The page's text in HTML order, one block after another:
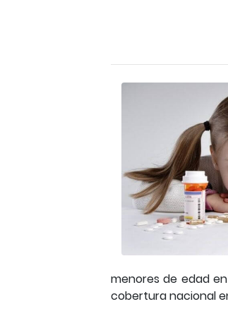
menores de edad
cobertura nacional